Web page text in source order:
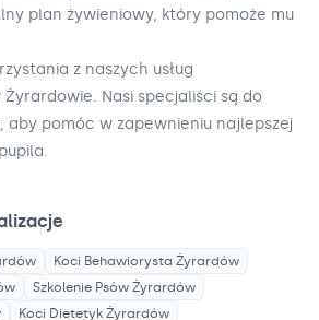
plan żywieniowy, który pomoże mu
z naszych usług
Nasi specjaliści są do
aby pomóc w zapewnieniu najlepszej
Koci Behawiorysta Żyrardów
Szkolenie Psów Żyrardów
Koci Dietetyk Żyrardów